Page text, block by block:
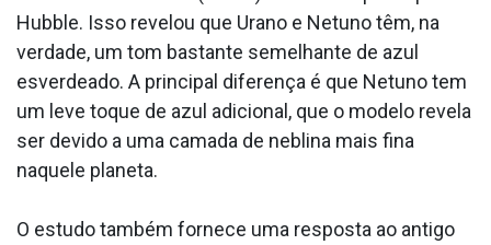
Hubble. Isso revelou que Urano e Netuno têm, na
verdade, um tom bastante semelhante de azul
esverdeado. A principal diferença é que Netuno tem
um leve toque de azul adicional, que o modelo revela
ser devido a uma camada de neblina mais fina
naquele planeta.
O estudo também fornece uma resposta ao antigo